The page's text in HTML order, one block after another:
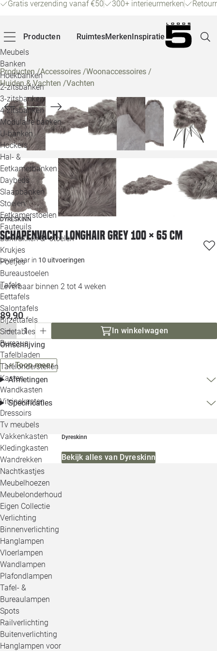
Gratis verzending vanaf €50 300+ interieurmerken
Producten
Meubels
Banken
Hoekbanken
2-zitsbanken
3-zitsbanken
4-zitsbanken
Modulaire banken
U-banken
Hockers
Hal- &
Eetkamerbanken
Daybeds
Slaapbanken
Stoelen
Eetkamerstoelen
Fauteuils
Barkrukken & -stoelen
Krukjes
Poefjes
Bureaustoelen
Tafels
Eettafels
Salontafels
Bijzettafels
Sidetables
Bureaus
Tafelbladen
Tafelonderstellen
Kasten
Wandkasten
Vitrinekasten
Dressoirs
Tv meubels
Vakkenkasten
Kledingkasten
Wandrekken
Nachtkastjes
Meubelhoezen
Meubelonderhoud
Eigen Collectie
Verlichting
Binnenverlichting
Hanglampen
Vloerlampen
Wandlampen
Plafondlampen
Tafel- &
Bureaulampen
Spots
Railverlichting
Buitenverlichting
Hanglampen voor
RuimtesMerkenInspiratie
Producten/Accessoires /Woonaccessoires /
Huiden & Vachten /Vachten
DYRESKINN
Schapenvacht longhair grey 100 × 65 cm
Leverbaar in 10 uitvoeringen
Leverbaar binnen 2 tot 4 weken
89,90
In winkelwagen
Omschrijving
Toon meer
Afmetingen
Specificaties
Dyreskinn
Bekijk alles van Dyreskinn